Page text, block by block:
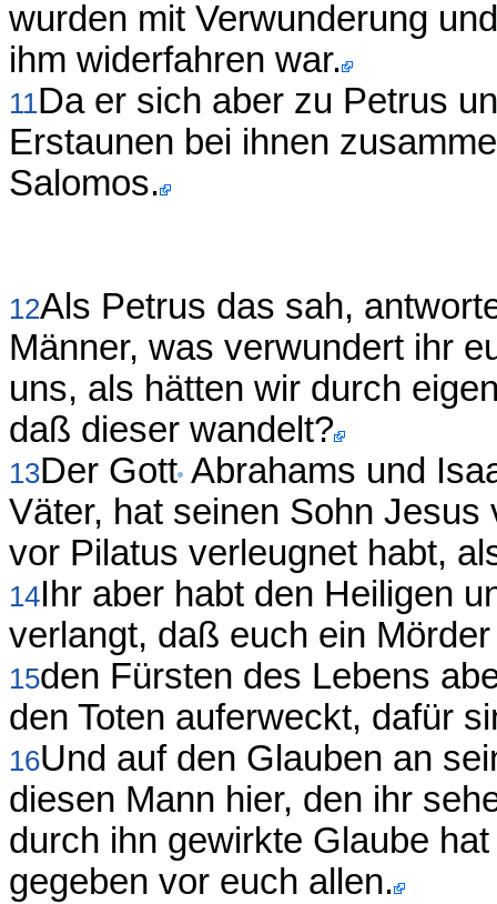
wurden mit Verwunderung
ihm widerfahren war.
11Da er sich aber zu Petrus
Erstaunen bei ihnen
Salomos.
12Als Petrus das sah,
Männer, was verwundert ihr
uns, als hätten wir durch
daß dieser wandelt?
13Der Gott Abrahams und
Väter, hat seinen Sohn
vor Pilatus verleugnet habt,
14Ihr aber habt den Heiligen
verlangt, daß euch ein
15den Fürsten des Lebens
den Toten auferweckt, dafür
16Und auf den Glauben an
diesen Mann hier, den ihr
durch ihn gewirkte Glaube
gegeben vor euch allen.